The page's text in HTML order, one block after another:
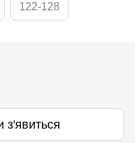
122-128
з'явиться